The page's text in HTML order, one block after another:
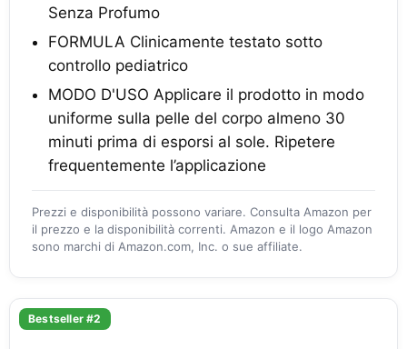
Senza Profumo
FORMULA Clinicamente testato sotto
controllo pediatrico
MODO D'USO Applicare il prodotto in modo
uniforme sulla pelle del corpo almeno 30
minuti prima di esporsi al sole. Ripetere
frequentemente l’applicazione
Prezzi e disponibilità possono variare. Consulta Amazon per
il prezzo e la disponibilità correnti. Amazon e il logo Amazon
sono marchi di Amazon.com, Inc. o sue affiliate.
Bestseller #2